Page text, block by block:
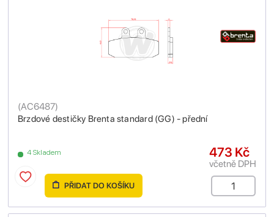
Brzdové destičky Brenta standard (GG) - přední
(AC6487)
4 Skladem 473 Kč
včetně DPH
PŘIDAT DO KOŠÍKU